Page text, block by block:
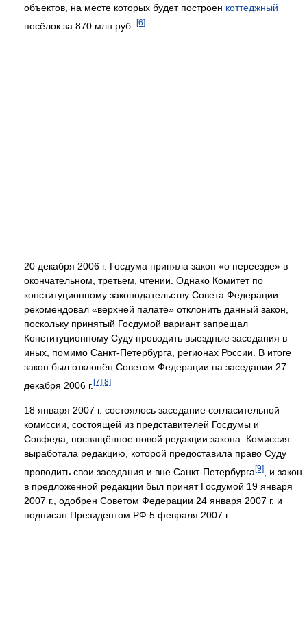
объектов, на месте которых будет построен коттеджный
посёлок за 870 млн руб.
[6]
20 декабря 2006 г. Госдума приняла закон «о переезде» в
окончательном, третьем, чтении. Однако Комитет по
конституционному законодательству Совета Федерации
рекомендовал «верхней палате» отклонить данный закон,
поскольку принятый Госдумой вариант запрещал
Конституционному Суду проводить выездные заседания в
иных, помимо Санкт-Петербурга, регионах России. В итоге
закон был отклонён Советом Федерации на заседании 27
декабря 2006 г. [7] [8]
18 января 2007 г. состоялось заседание согласительной
комиссии, состоящей из представителей Госдумы и
Совфеда, посвящённое новой редакции закона. Комиссия
выработала редакцию, которой предоставила право Суду
проводить свои заседания и вне Санкт-Петербурга[9]
, и закон
в предложенной редакции был принят Госдумой 19 января
2007 г., одобрен Советом Федерации 24 января 2007 г. и
подписан Президентом РФ 5 февраля 2007 г.